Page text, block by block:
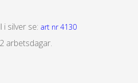
silver se: art nr 4130
arbetsdagar.